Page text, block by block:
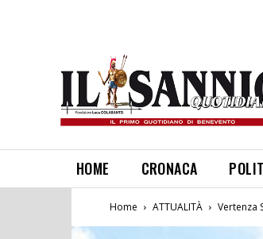
HOME CRONACA
Home ATTUALITÀ Vertenza